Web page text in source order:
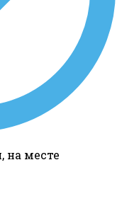
на месте